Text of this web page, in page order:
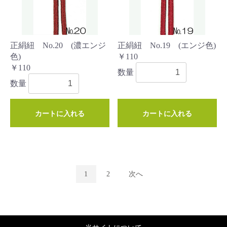
正絹紐 No.20 (濃エンジ
色)
￥110
数量
カートに入れる
正絹紐 No.19 (エンジ色)
￥110
数量
カートに入れる
1 2 次へ